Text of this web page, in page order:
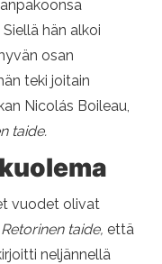
hän alkoi
osan
teki joitain
Nicolás Boileau,
taide.
vuodet olivat
Retorinen taide, että
neljännellä